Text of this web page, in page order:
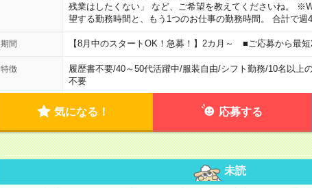
残業はしたくない」 など、ご希望を教えてくださいね。
望する勤務時間と、もう1つのお仕事の勤務時間。 合計で週
期間 【8月中のスタートOK！急募！】2カ月～ ■ご応募から最短
特徴 履歴書不要/40～50代活躍中/服装自由/シフト勤務/10名以上
不要
気になる！ 応募する
未読